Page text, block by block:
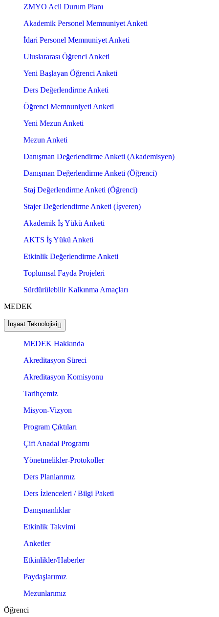
ZMYO Acil Durum Planı
Akademik Personel Memnuniyet Anketi
İdari Personel Memnuniyet Anketi
Uluslararası Öğrenci Anketi
Yeni Başlayan Öğrenci Anketi
Ders Değerlendirme Anketi
Öğrenci Memnuniyeti Anketi
Yeni Mezun Anketi
Mezun Anketi
Danışman Değerlendirme Anketi (Akademisyen)
Danışman Değerlendirme Anketi (Öğrenci)
Staj Değerlendirme Anketi (Öğrenci)
Stajer Değerlendirme Anketi (İşveren)
Akademik İş Yükü Anketi
AKTS İş Yükü Anketi
Etkinlik Değerlendirme Anketi
Toplumsal Fayda Projeleri
Sürdürülebilir Kalkınma Amaçları
MEDEK
İnşaat Teknolojisi
MEDEK Hakkında
Akreditasyon Süreci
Akreditasyon Komisyonu
Tarihçemiz
Misyon-Vizyon
Program Çıktıları
Çift Anadal Programı
Yönetmelikler-Protokoller
Ders Planlarımız
Ders İzlenceleri / Bilgi Paketi
Danışmanlıklar
Etkinlik Takvimi
Anketler
Etkinlikler/Haberler
Paydaşlarımız
Mezunlarımız
Öğrenci